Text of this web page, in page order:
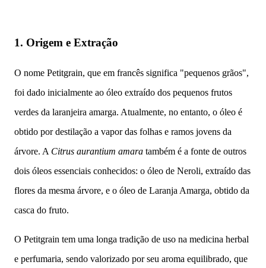
1. Origem e Extração
O nome Petitgrain, que em francês significa "pequenos grãos",
foi dado inicialmente ao óleo extraído dos pequenos frutos
verdes da laranjeira amarga. Atualmente, no entanto, o óleo é
obtido por destilação a vapor das folhas e ramos jovens da
árvore. A Citrus aurantium amara também é a fonte de outros
dois óleos essenciais conhecidos: o óleo de Neroli, extraído das
flores da mesma árvore, e o óleo de Laranja Amarga, obtido da
casca do fruto.
O Petitgrain tem uma longa tradição de uso na medicina herbal
e perfumaria, sendo valorizado por seu aroma equilibrado, que